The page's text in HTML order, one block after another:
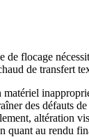
de flocage
de transfert
des défauts
altération
quant au rendu